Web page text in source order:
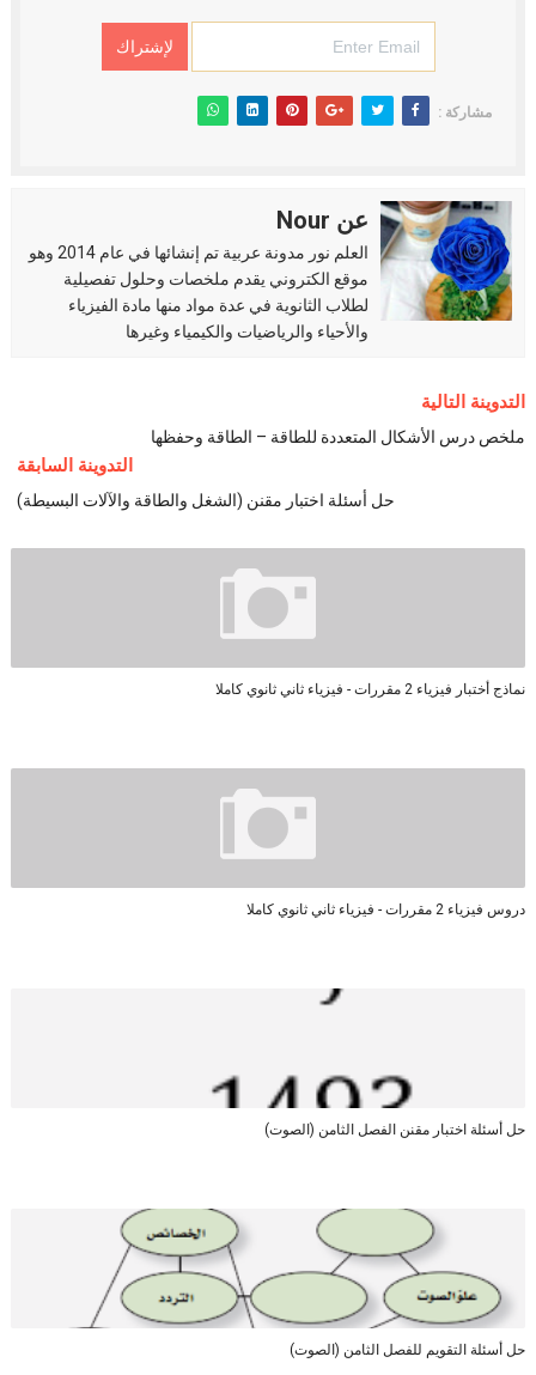
مشاركة :
عن Nour
العلم نور مدونة عربية تم إنشائها في عام 2014 وهو
موقع الكتروني يقدم ملخصات وحلول تفصيلية
لطلاب الثانوية في عدة مواد منها مادة الفيزياء
والأحياء والرياضيات والكيمياء وغيرها
التدوينة التالية
ملخص درس الأشكال المتعددة للطاقة – الطاقة وحفظها
التدوينة السابقة
حل أسئلة اختبار مقنن (الشغل والطاقة والآلات البسيطة)
نماذج أختبار فيزياء 2 مقررات - فيزياء ثاني ثانوي كاملا
دروس فيزياء 2 مقررات - فيزياء ثاني ثانوي كاملا
حل أسئلة اختبار مقنن الفصل الثامن (الصوت)
حل أسئلة التقويم للفصل الثامن (الصوت)